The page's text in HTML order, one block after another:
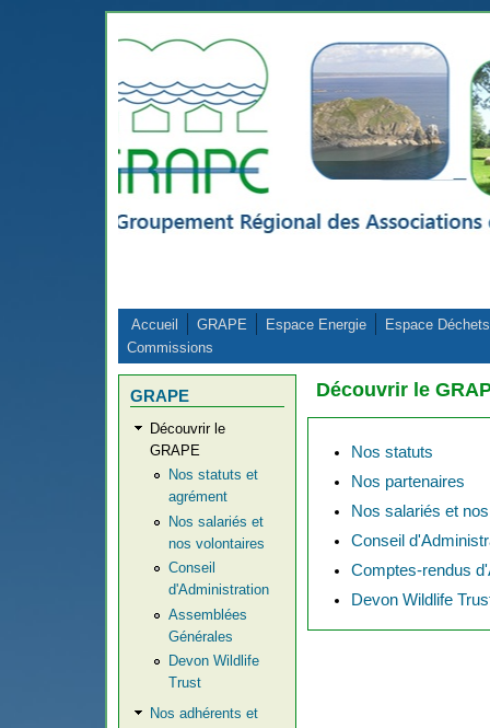
Accueil GRAPE Espace Energie
Espace Déchets
Commissions
GRAPE
Découvrir le
GRAPE
Nos statuts et
agrément
Nos salariés et
nos volontaires
Conseil
d'Administration
Assemblées
Générales
Devon Wildlife
Trust
Nos adhérents et
Découvrir le
Nos statuts
Nos partenaires
Nos salariés et
Conseil
Comptes-rendus
Devon Wildlife